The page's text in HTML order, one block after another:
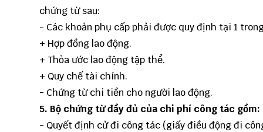
chứng từ sau:
- Các khoản phụ cấp phải được quy định tại 1
+ Hợp đồng lao động.
+ Thỏa ước lao động tập thể.
+ Quy chế tài chính.
- Chứng từ chi tiền cho người lao động.
5. Bộ chứng từ đầy đủ của chi phí công tác gồm:
- Quyết định cử đi công tác (giấy điều động đi